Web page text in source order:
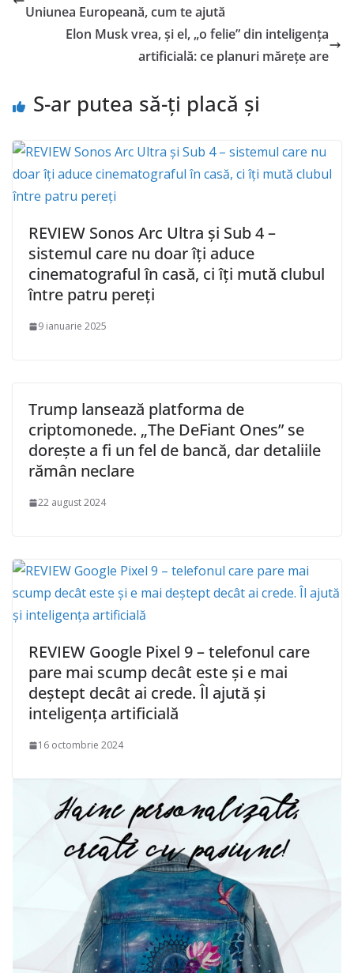
Uniunea Europeană, cum te ajută
Elon Musk vrea, și el, „o felie” din inteligența
artificială: ce planuri mărețe are
S-ar putea să-ți placă și
REVIEW Sonos Arc Ultra și Sub 4 –
sistemul care nu doar îți aduce
cinematograful în casă, ci îți mută clubul
între patru pereți
9 ianuarie 2025
Trump lansează platforma de
criptomonede. „The DeFiant Ones” se
dorește a fi un fel de bancă, dar detaliile
rămân neclare
22 august 2024
REVIEW Google Pixel 9 – telefonul care
pare mai scump decât este și e mai
deștept decât ai crede. Îl ajută și
inteligența artificială
16 octombrie 2024